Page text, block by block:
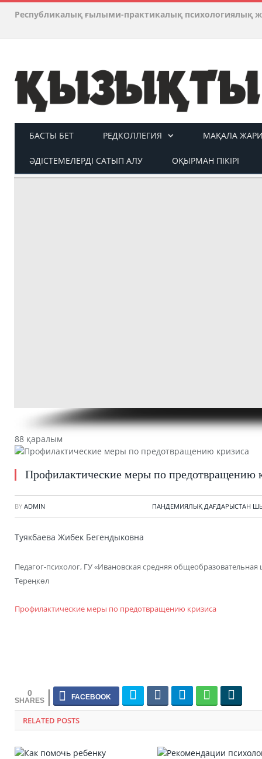
Республикалық ғылыми-практикалық психологиялық
БАСТЫ БЕТ РЕДКОЛЛЕГИЯ МАҚАЛА
ӘДІСТЕМЕЛЕРДІ САТЫП АЛУ ОҚЫРМАН ПІКІРІ
88 қаралым
Профилактические меры по предотвращению
BY ADMIN ПАНДЕМИЯЛЫҚ ДАҒДАРЫСТАН
Туякбаева Жибек Бегендыковна
Педагог-психолог, ГУ «Ивановская средняя
Тереңкөл
Профилактические меры по предотвращению кризиса
0
RELATED POSTS